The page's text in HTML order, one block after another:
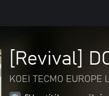
[Revival]
KOEI TECMO EUROPE